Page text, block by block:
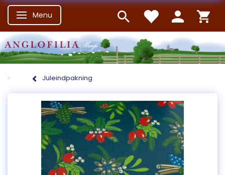
Skifte navigation
Menu
Juleindpakning